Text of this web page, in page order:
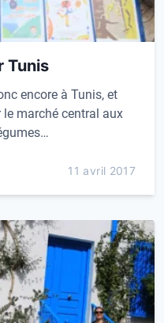
Tunis
encore à Tunis, et
marché central aux
11 avril 2017